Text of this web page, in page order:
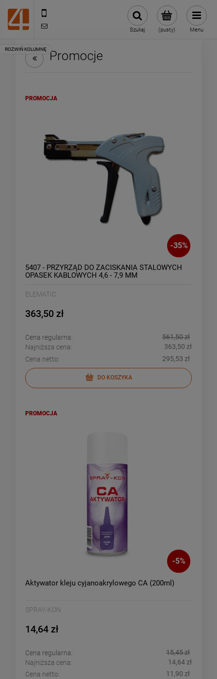
(pusty)
Szukaj Menu
Promocje
-35%
5407 - PRZYRZĄD DO ZACISKANIA STALOWYCH
OPASEK KABLOWYCH 4,6 - 7,9 MM
ELEMATIC
363,50 zł
Cena regularna:
561,50 zł
Najniższa cena:
363,50 zł
Cena netto:
295,53 zł
DO KOSZYKA
PROMOCJA
-5%
Aktywator kleju cyjanoakrylowego CA (200ml)
SPRAY-KON
14,64 zł
Cena regularna:
15,45 zł
Najniższa cena:
14,64 zł
Cena netto:
11,90 zł
PROMOCJA